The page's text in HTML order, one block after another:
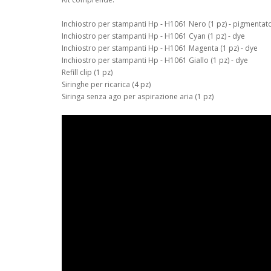
Inchiostro per stampanti Hp - H1061 Nero (1 pz) -
Inchiostro per stampanti Hp - H1061 Cyan (1 pz) - dye
Inchiostro per stampanti Hp - H1061 Magenta (1 pz) - dye
Inchiostro per stampanti Hp - H1061 Giallo (1 pz) - dye
Refill clip (1 pz)
Siringhe per ricarica (4 pz)
Siringa senza ago per aspirazione aria (1 pz)